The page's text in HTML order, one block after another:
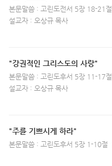
본문말씀 : 고린도전서 5장 18-21절
설교자 : 오상규 목사
"강권적인 그리스도의 사랑"
본문말씀 : 고린도후서 5장 11-17절
설교자 : 오상규 목사
"주를 기쁘시게 하라"
본문말씀 : 고린도후서 5장 1-10절